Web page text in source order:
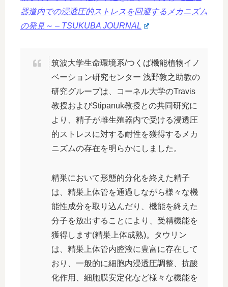
器道内での浸透圧的ストレスを回避するメカニズム
の発見～ – TSUKUBA JOURNAL
筑波大学生命環境系/つくば機能植物イノ
ベーション研究センター 浅野敦之助教の
研究グループは、コーネル大学のTravis
教授およびStipanuk教授との共同研究に
より、精子が雌生殖器内で受ける浸透圧
的ストレスに対する耐性を獲得するメカ
ニズムの存在を明らかにしました。
精巣において形態的分化を終えた精子
は、精巣上体管を通過しながら様々な機
能性成分を取り込んだり、機能を終えた
分子を放出することにより、受精機能を
獲得します(精巣上体成熟)。タウリン
は、精巣上体管内腔液に豊富に存在して
おり、一般的に細胞内浸透圧調整、抗酸
化作用、細胞膜安定化など様々な機能を